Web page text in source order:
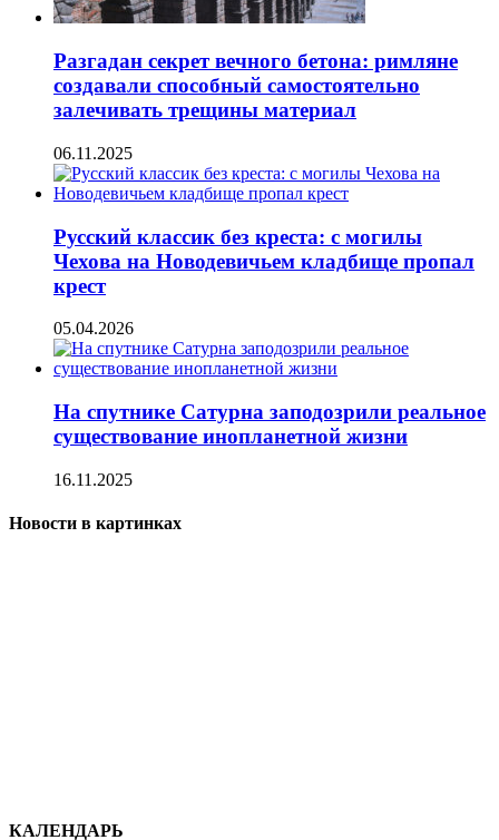
Разгадан секрет вечного бетона: римляне
создавали способный самостоятельно
залечивать трещины материал
06.11.2025
Русский классик без креста: с могилы
Чехова на Новодевичьем кладбище пропал
крест
05.04.2026
На спутнике Сатурна заподозрили реальное
существование инопланетной жизни
16.11.2025
Новости в картинках
КАЛЕНДАРЬ